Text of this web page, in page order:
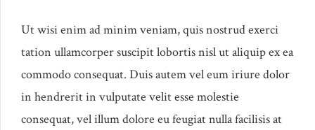
Ut wisi enim ad minim veniam, quis nostrud exerci
tation ullamcorper suscipit lobortis nisl ut aliquip ex ea
commodo consequat. Duis autem vel eum iriure dolor
in hendrerit in vulputate velit esse molestie
consequat, vel illum dolore eu feugiat nulla facilisis at